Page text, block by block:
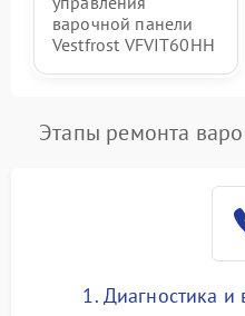
варочной панели
Vestfrost VFVIT60HH
Этапы ремонта
1. Диагностика и